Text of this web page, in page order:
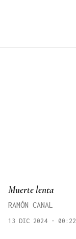
Muerte lenta
RAMÓN CANAL
13 DIC 2024 - 00:22